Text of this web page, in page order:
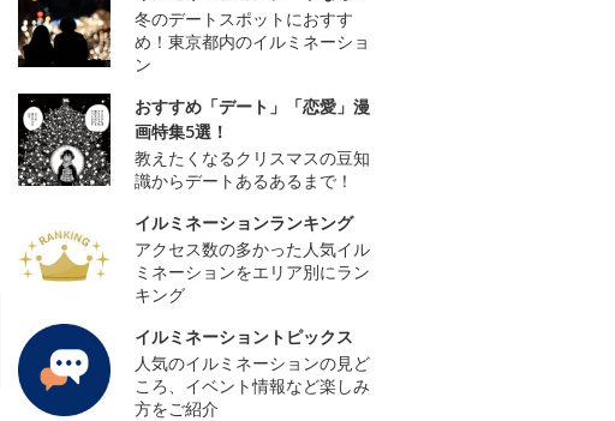
冬のデートスポットにおすす
め！東京都内のイルミネーショ
ン
おすすめ「デート」「恋愛」漫
画特集5選！
教えたくなるクリスマスの豆知
識からデートあるあるまで！
イルミネーションランキング
アクセス数の多かった人気イル
ミネーションをエリア別にラン
キング
イルミネーショントピックス
人気のイルミネーションの見ど
ころ、イベント情報など楽しみ
方をご紹介